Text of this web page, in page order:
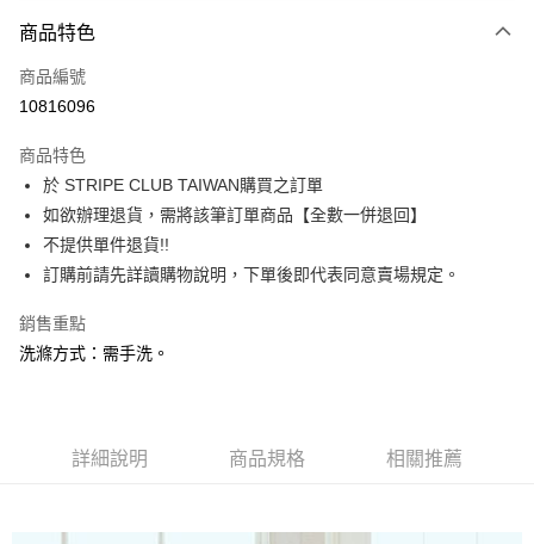
3 期 0 利率 每期
合作金庫商業銀行
上海商業儲蓄銀行
臺灣中小企業銀行
匯豐（台灣）商業銀行
華泰商業銀行
聯邦商業銀行
遠東國際商業銀行
元大商業銀行
玉山商業銀行
星展（台灣）商業銀行
台灣樂天信用卡公司
超商取貨付款
LINE Pay
Apple Pay
街口支付
悠遊付
大哥付你分期
相關說明
流程，驗證手機門號後，選擇欲分期的期數、繳款截止日，確認付款後即完
【關於「AFTEE先享後付」】
１．簡單：不需註冊會員、不需綁卡、不需儲值。
商品特色
商品編號
10816096
商品特色
於 STRIPE CLUB TAIWAN購買之訂單
如欲辦理退貨，需將該筆訂單商品【全數一併退回】
不提供單件退貨!!
訂購前請先詳讀購物說明，下單後即代表同意賣場規定。
銷售重點
洗滌方式：需手洗。
詳細說明 商品規格 相關推薦